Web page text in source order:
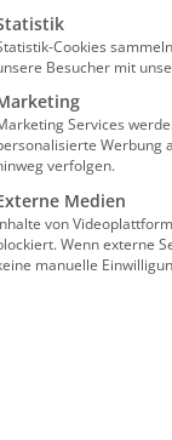
in Sachsen-Anhalt
Cookies
Besucher mit
Services
Werbung
verfolgen.
Medien
von
Wenn externe
manuelle